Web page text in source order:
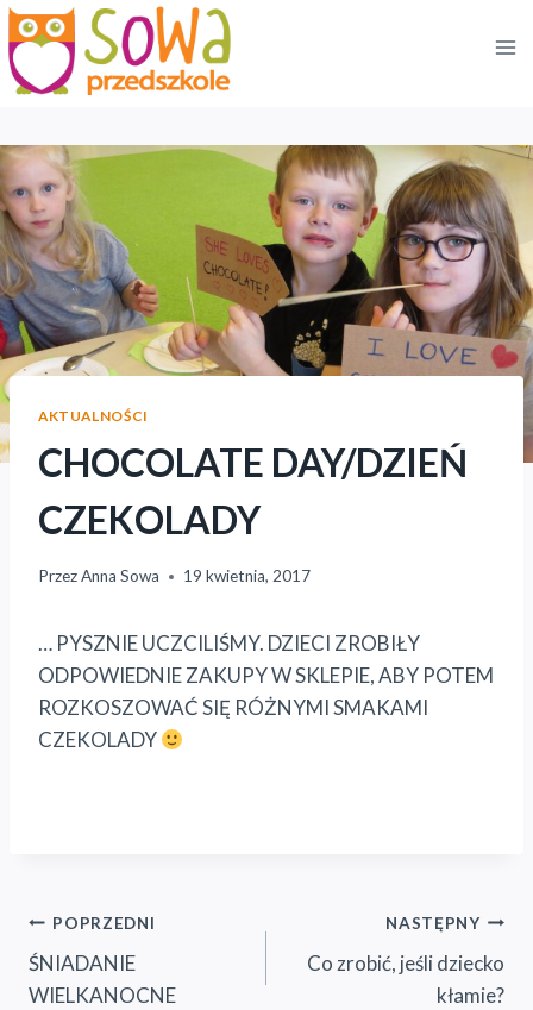
Przejdź
do
treści
AKTUALNOŚCI
CHOCOLATE DAY/DZIEŃ
CZEKOLADY
PrzezAnna Sowa 19 kwietnia, 2017
… PYSZNIE UCZCILIŚMY. DZIECI ZROBIŁY
ODPOWIEDNIE ZAKUPY W SKLEPIE, ABY POTEM
ROZKOSZOWAĆ SIĘ RÓŻNYMI SMAKAMI
CZEKOLADY
Nawigacja
wpisu
POPRZEDNI
ŚNIADANIE
WIELKANOCNE
NASTĘPNY
Co zrobić, jeśli dziecko
kłamie?